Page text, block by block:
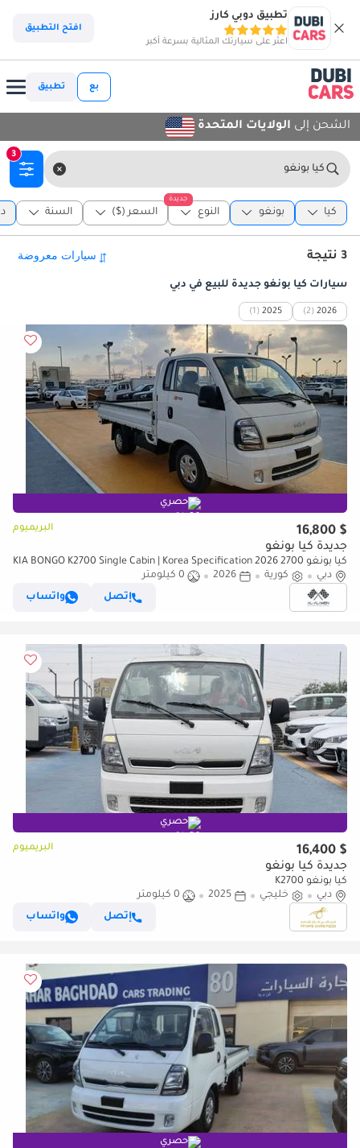
تطبيق دوبي كارز
اعثر على سيارتك المثالية بسرعة أكبر
افتح التطبيق
بع تطبيق
الشحن إلى الولايات المتحدة
كيا بونغو
3
كيا بونغو
جديدة
النوع السعر ($) السنة
3 نتيجة
سيارات كيا بونغو جديدة للبيع في دبي
2026
(2)
2025
(1)
حصري
$ 16,800 البريميوم
جديدة كيا بونغو
كيا بونغو 2700 2026 KIA BONGO K2700 Single Cabin | Korea Specification
| Brand New 0KM | Export Available
دبي كورية 2026
0 كيلومتر
إتصل
واتساب
حصري
$ 16,400 البريميوم
جديدة كيا بونغو
كيا بونغو K2700
دبي
خليجي 2025
0 كيلومتر
إتصل
واتساب
حصري